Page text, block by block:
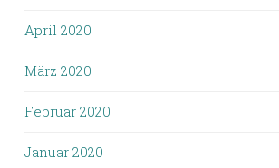
April 2020
März 2020
Februar 2020
Januar 2020